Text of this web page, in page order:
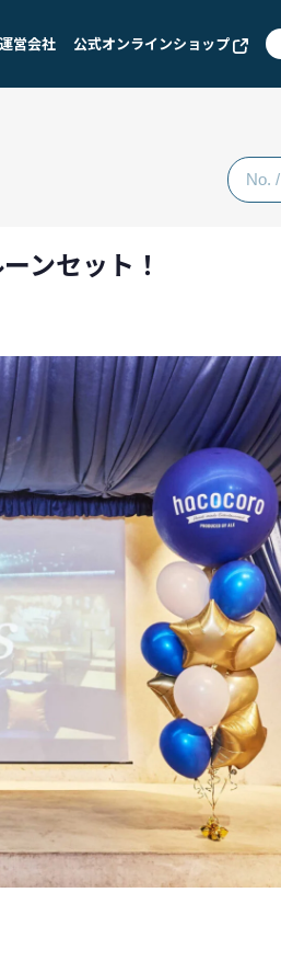
運営会社 公式オンラインショップ
ンセット！